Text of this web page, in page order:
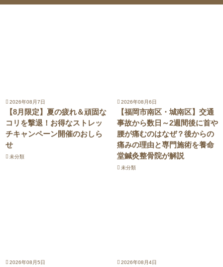
2026年08月7日
【8月限定】夏の疲れ＆頑固な
コリを撃退！お得なストレッ
チキャンペーン開催のおしら
せ
未分類
2026年08月6日
【福岡市南区・城南区】交通
事故から数日～2週間後に首や
腰が痛むのはなぜ？後からの
痛みの理由と専門施術を養命
堂鍼灸整骨院が解説
未分類
2026年08月5日 2026年08月4日